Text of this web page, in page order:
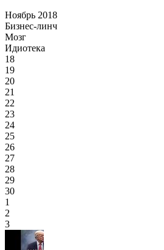
Ноябрь 2018
Бизнес-линч
Мозг
Идиотека
18
19
20
21
22
23
24
25
26
27
28
29
30
1
2
3